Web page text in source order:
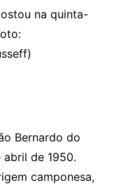
na quinta-
Bernardo do
abril de 1950.
camponesa,